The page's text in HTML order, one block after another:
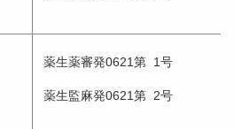
薬生薬審発0621第 1号
薬生監麻発0621第 2号